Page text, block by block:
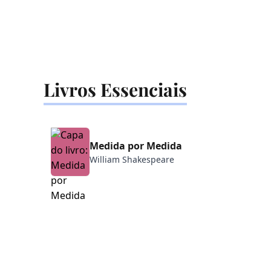
✒️
Livros Essenciais
Medida por Medida
William Shakespeare